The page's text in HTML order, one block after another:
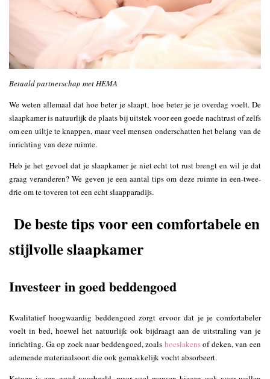
Betaald partnerschap met HEMA
We weten allemaal dat hoe beter je slaapt, hoe beter je je overdag voelt. De
slaapkamer is natuurlijk de plaats bij uitstek voor een goede nachtrust of zelfs
om een uiltje te knappen, maar veel mensen onderschatten het belang van de
inrichting van deze ruimte.
Heb je het gevoel dat je slaapkamer je niet echt tot rust brengt en wil je dat
graag veranderen? We geven je een aantal tips om deze ruimte in een-twee-
drie om te toveren tot een echt slaapparadijs.
De beste tips voor een comfortabele en
stijlvolle slaapkamer
Investeer in goed beddengoed
Kwalitatief hoogwaardig beddengoed zorgt ervoor dat je je comfortabeler
voelt in bed, hoewel het natuurlijk ook bijdraagt aan de uitstraling van je
inrichting. Ga op zoek naar beddengoed, zoals hoeslakensof deken, van een
ademende materiaalsoort die ook gemakkelijk vocht absorbeert.